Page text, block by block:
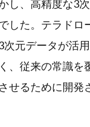
し、高精度な3
した。テラド
元データが活
、従来の常識
せるために開発